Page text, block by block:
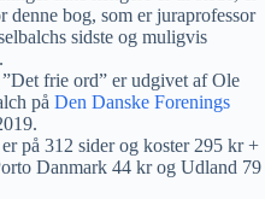
denne bog, som er juraprofessor
sidste og muligvis
”Det frie ord” er udgivet af Ole
påDen Danske Forenings
på 312 sider og koster 295 kr +
Danmark 44 kr og Udland 79